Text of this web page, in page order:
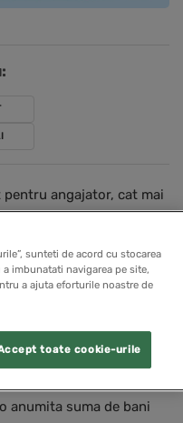
angajator, cat mai
multe ori, in
i-a retinut anumite
reglementate de
Codul de Procedura
anumita suma de bani
sunteti de acord cu stocarea
imbunatati navigarea pe site,
a ajuta eforturile noastre de
toate cookie-urile